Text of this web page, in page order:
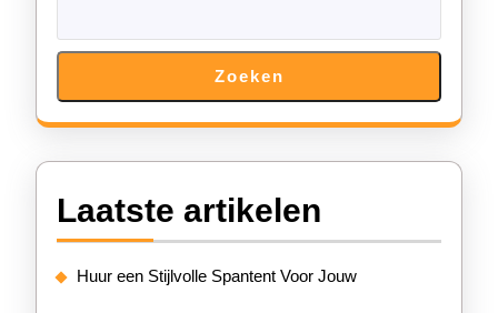
Zoeken
Laatste artikelen
Huur een Stijlvolle Spantent Voor Jouw